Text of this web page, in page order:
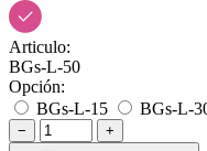
Articulo:
BGs-L-50
Opción:
BGs-L-15
BGs-L-
− +